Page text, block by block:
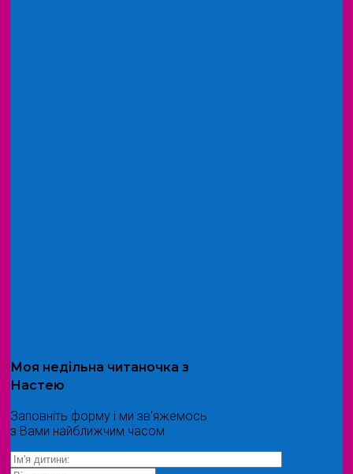
Моя недільна читаночка з
Настею
Заповніть форму і ми зв'яжемось
з Вами найближчим часом